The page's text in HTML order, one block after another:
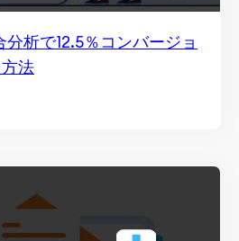
析で12.5％コンバージョ
法